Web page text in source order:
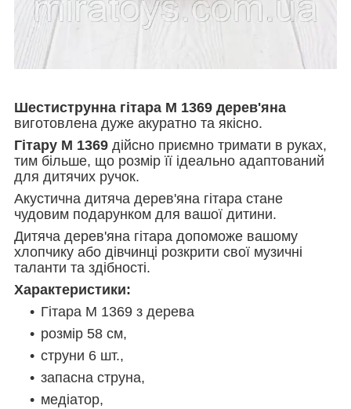
Шестиструнна гітара M 1369 дерев'яна
виготовлена дуже акуратно та якісно.
Гітару М 1369 дійсно приємно тримати в руках,
тим більше, що розмір її ідеально адаптований
для дитячих ручок.
Акустична дитяча дерев'яна гітара стане
чудовим подарунком для вашої дитини.
Дитяча дерев'яна гітара допоможе вашому
хлопчику або дівчинці розкрити свої музичні
таланти та здібності.
Характеристики:
Гітара M 1369 з дерева
розмір 58 см,
струни 6 шт.,
запасна струна,
медіатор,